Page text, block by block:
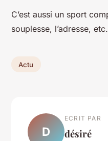
C’est aussi un sport
souplesse, l’adresse, etc.
Actu
D
ECRIT PAR
désiré